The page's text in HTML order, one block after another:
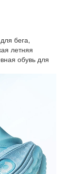
бега,
летняя
обувь для